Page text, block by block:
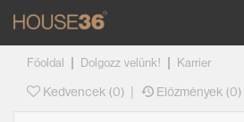
Főoldal Dolgozz velünk! Karrier
Kedvencek (0) | Előzmények (0)